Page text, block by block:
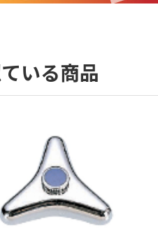
いる商品